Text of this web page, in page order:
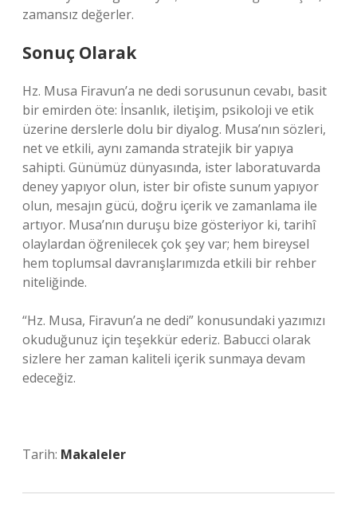
zamansız değerler.
Sonuç Olarak
Hz. Musa Firavun’a ne dedi sorusunun cevabı, basit
bir emirden öte: İnsanlık, iletişim, psikoloji ve etik
üzerine derslerle dolu bir diyalog. Musa’nın sözleri,
net ve etkili, aynı zamanda stratejik bir yapıya
sahipti. Günümüz dünyasında, ister laboratuvarda
deney yapıyor olun, ister bir ofiste sunum yapıyor
olun, mesajın gücü, doğru içerik ve zamanlama ile
artıyor. Musa’nın duruşu bize gösteriyor ki, tarihî
olaylardan öğrenilecek çok şey var; hem bireysel
hem toplumsal davranışlarımızda etkili bir rehber
niteliğinde.
“Hz. Musa, Firavun’a ne dedi” konusundaki yazımızı
okuduğunuz için teşekkür ederiz. Babucci olarak
sizlere her zaman kaliteli içerik sunmaya devam
edeceğiz.
Tarih: Makaleler